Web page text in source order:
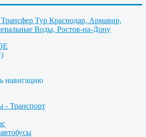
Тур Краснодар, Армавир,
Воды, Ростов-на-Дону
навигацию
- Транспорт